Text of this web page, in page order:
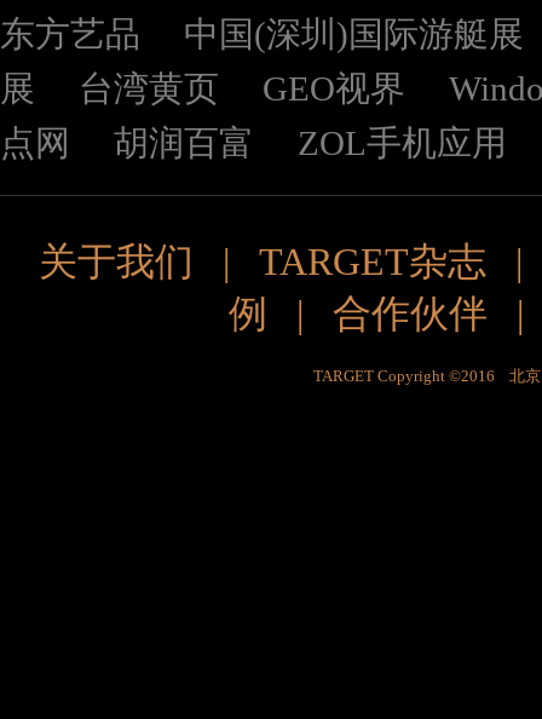
东方艺品
中国(深圳)国际游艇展
展
台湾黄页 GEO视界
点网
胡润百富 ZOL手机应用
关于我们 | TARGET杂志
例
| 合作伙伴
TARGET Copyright ©2016 北